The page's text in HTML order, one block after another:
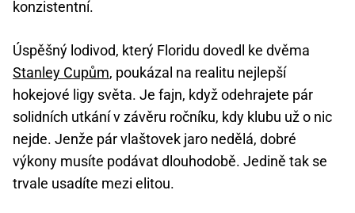
konzistentní.
Úspěšný lodivod, který Floridu dovedl ke dvěma
Stanley Cupům, poukázal na realitu nejlepší
hokejové ligy světa. Je fajn, když odehrajete pár
solidních utkání v závěru ročníku, kdy klubu už o nic
nejde. Jenže pár vlaštovek jaro nedělá, dobré
výkony musíte podávat dlouhodobě. Jedině tak se
trvale usadíte mezi elitou.